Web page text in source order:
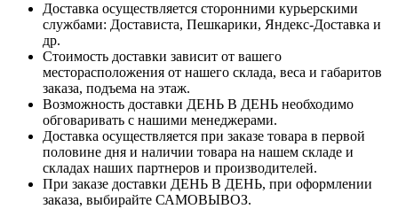
Доставка осуществляется сторонними курьерскими
службами: Достависта, Пешкарики, Яндекс-Доставка и
др.
Стоимость доставки зависит от вашего
месторасположения от нашего склада, веса и габаритов
заказа, подъема на этаж.
Возможность доставки ДЕНЬ В ДЕНЬ необходимо
обговаривать с нашими менеджерами.
Доставка осуществляется при заказе товара в первой
половине дня и наличии товара на нашем складе и
складах наших партнеров и производителей.
При заказе доставки ДЕНЬ В ДЕНЬ, при оформлении
заказа, выбирайте САМОВЫВОЗ.